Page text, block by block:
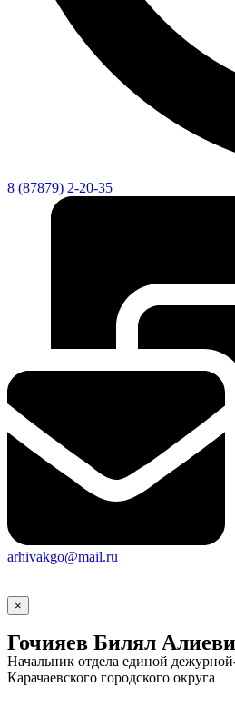
8 (87879) 2-20-35
arhivakgo@mail.ru
×
Гочияев Билял
Начальник отдела единой
Карачаевского городского округа